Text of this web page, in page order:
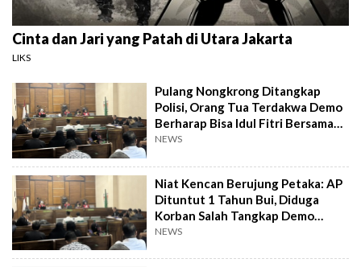
Cinta dan Jari yang Patah di Utara Jakarta
LIKS
Pulang Nongkrong Ditangkap
Polisi, Orang Tua Terdakwa Demo
Berharap Bisa Idul Fitri Bersama
Anak
NEWS
Niat Kencan Berujung Petaka: AP
Dituntut 1 Tahun Bui, Diduga
Korban Salah Tangkap Demo
Agustus
NEWS